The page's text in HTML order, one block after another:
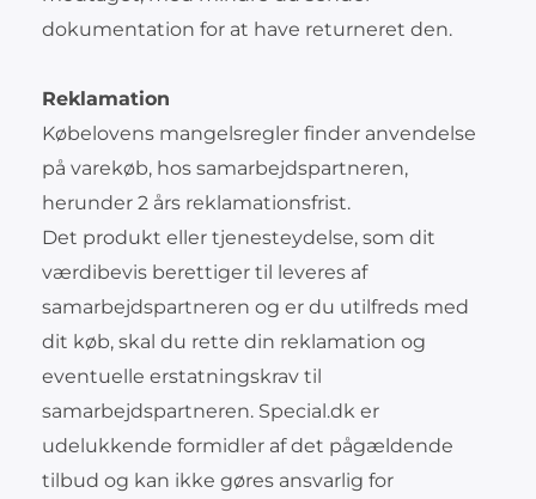
dokumentation for at have returneret den.
Reklamation
Købelovens mangelsregler finder anvendelse
på varekøb, hos samarbejdspartneren,
herunder 2 års reklamationsfrist.
Det produkt eller tjenesteydelse, som dit
værdibevis berettiger til leveres af
samarbejdspartneren og er du utilfreds med
dit køb, skal du rette din reklamation og
eventuelle erstatningskrav til
samarbejdspartneren. Special.dk er
udelukkende formidler af det pågældende
tilbud og kan ikke gøres ansvarlig for